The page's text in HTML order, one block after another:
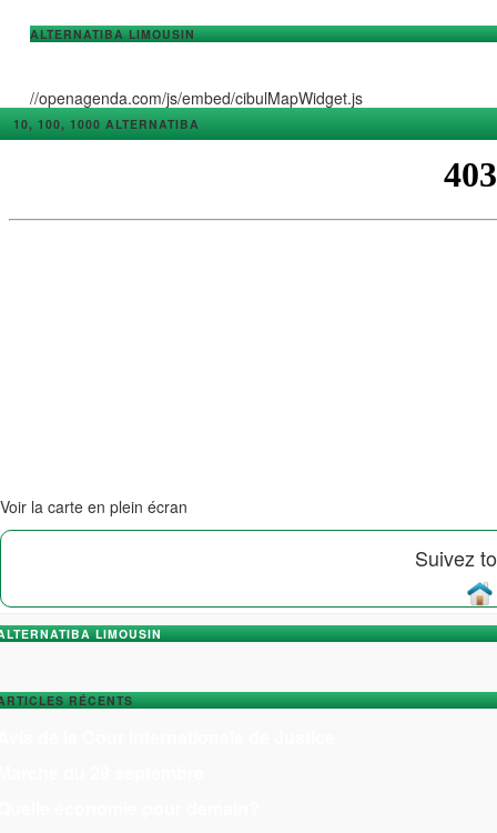
ALTERNATIBA LIMOUSIN
//openagenda.com/js/embed/cibulMapWidget.js
10, 100, 1000 ALTERNATIBA
Voir la carte en plein écran
Suivez
LIMOUSIN
RÉCENTS